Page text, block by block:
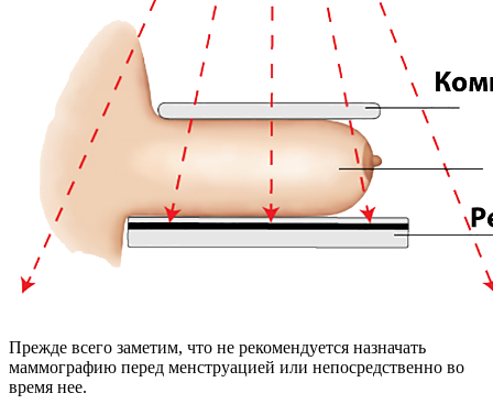
Прежде всего заметим, что не рекомендуется назначать
маммографию перед менструацией или непосредственно во
время нее.